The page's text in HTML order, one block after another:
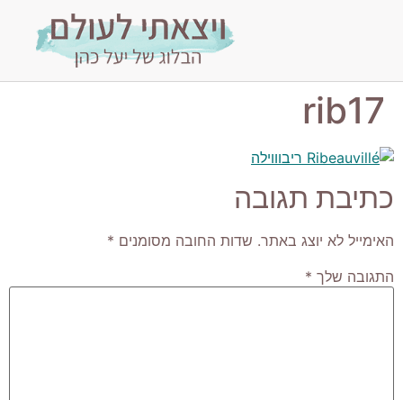
rib17
כתיבת תגובה
האימייל לא יוצג באתר. שדות החובה מסומנים *
התגובה שלך *